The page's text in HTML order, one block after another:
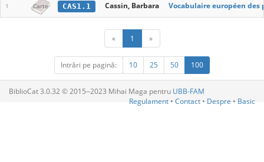
1 Carte CAS1.1 Cassin, Barbara Vocabulaire européen des
« 1 »
Intrări pe pagină: 10 25 50 100
BiblioCat 3.0.32 © 2015‒2023 Mihai Maga pentru UBB-FAM
Regulament • Contact • Despre • Basic